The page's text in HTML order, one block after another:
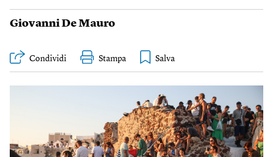
Giovanni De Mauro
Condividi Stampa